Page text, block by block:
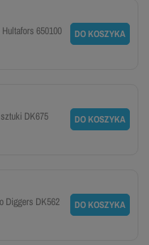
650100
DO KOSZYKA
DK675
DO KOSZYKA
Diggers DK562
DO KOSZYKA